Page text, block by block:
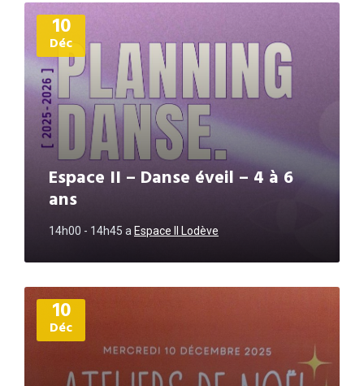
10
Déc
Espace II – Danse éveil – 4 à 6
ans
14h00 - 14h45 a Espace II Lodève
Plus
d'informations
10
Déc
Plus
d'informations